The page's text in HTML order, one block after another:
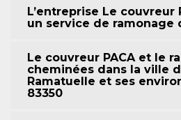
L’entreprise Le couvreur
un service de ramonage
Le couvreur PACA et le
cheminées dans la ville
Ramatuelle et ses
83350